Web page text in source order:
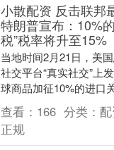
小散配资 反击联邦
特朗普宣布：10%
税”税率将升至15%
当地时间2月21日，美
社交平台“真实社交”上
球商品加征10%的进口
高至15%。 特朗普在文
联邦....
查看： 166 分类：
正规